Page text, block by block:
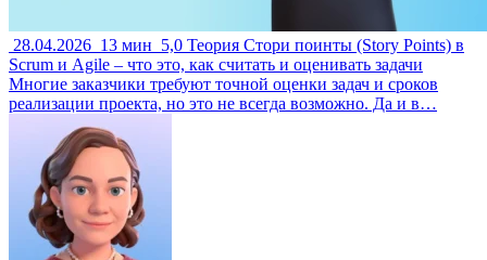
28.04.2026 13 мин 5,0 Теория Стори поинты (Story Points) в
Scrum и Agile – что это, как считать и оценивать задачи
Многие заказчики требуют точной оценки задач и сроков
реализации проекта, но это не всегда возможно. Да и в…